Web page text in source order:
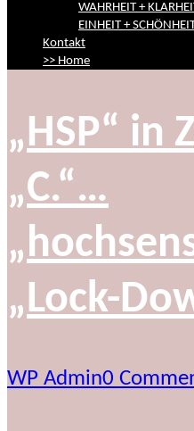
WAHRHEIT +
EINHEIT +
Kontakt
>> Home
„HSP“ in
„C.“…
„Lock-
WP Admin0